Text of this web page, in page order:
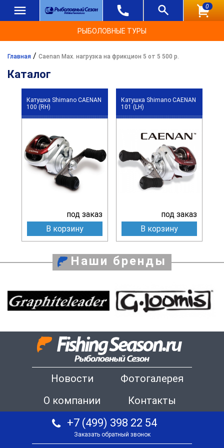
0
РЫБОЛОВНЫЕ ТУРЫ
Главная / Caenan Max. нагрузка на фрикцион 5 от 5 500 р.
Каталог
Катушка Shimano CAENAN
100 (RH)
под заказ
В корзину
Катушка Shimano CAENAN
101 (LH)
под заказ
В корзину
Наши бренды
Новости
Фотогалерея
О компании
Контакты
+7 (499) 398 22 54
Заказать обратный звонок